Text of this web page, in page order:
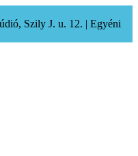
Szily J. u. 12. | Egyéni